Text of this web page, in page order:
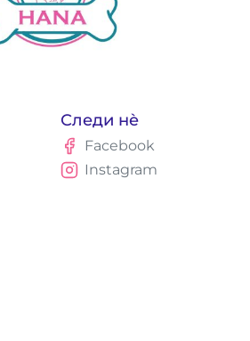
Следи нè
Facebook
Instagram